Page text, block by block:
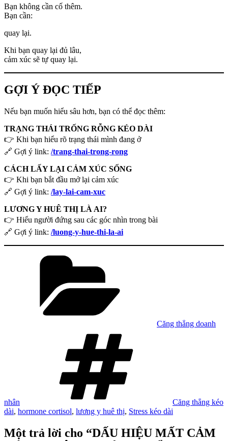
Bạn không cần cố thêm.
Bạn cần:
quay lại.
Khi bạn quay lại đủ lâu,
cảm xúc sẽ tự quay lại.
GỢI Ý ĐỌC TIẾP
Nếu bạn muốn hiểu sâu hơn, bạn có thể đọc thêm:
TRẠNG THÁI TRỐNG RỖNG KÉO DÀI
👉 Khi bạn hiểu rõ trạng thái mình đang ở
🔗 Gợi ý link: /trang-thai-trong-rong
CÁCH LẤY LẠI CẢM XÚC SỐNG
👉 Khi bạn bắt đầu mở lại cảm xúc
🔗 Gợi ý link: /lay-lai-cam-xuc
LƯƠNG Y HUÊ THỊ LÀ AI?
👉 Hiểu người đứng sau các góc nhìn trong bài
🔗 Gợi ý link: /luong-y-hue-thi-la-ai
Căng thẳng doanh
nhân
Căng thẳng kéo
dài, hormone cortisol, lương y huê thị, Stress kéo dài
Một trả lời cho “DẤU HIỆU MẤT CẢM